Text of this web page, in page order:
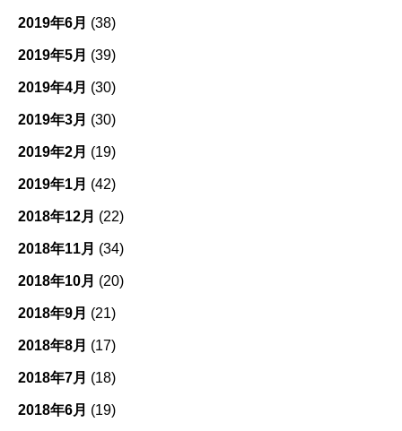
2019年6月 (38)
2019年5月 (39)
2019年4月 (30)
2019年3月 (30)
2019年2月 (19)
2019年1月 (42)
2018年12月 (22)
2018年11月 (34)
2018年10月 (20)
2018年9月 (21)
2018年8月 (17)
2018年7月 (18)
2018年6月 (19)